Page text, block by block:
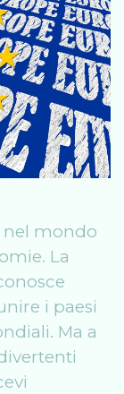
nel mondo
La
i paesi
Ma a